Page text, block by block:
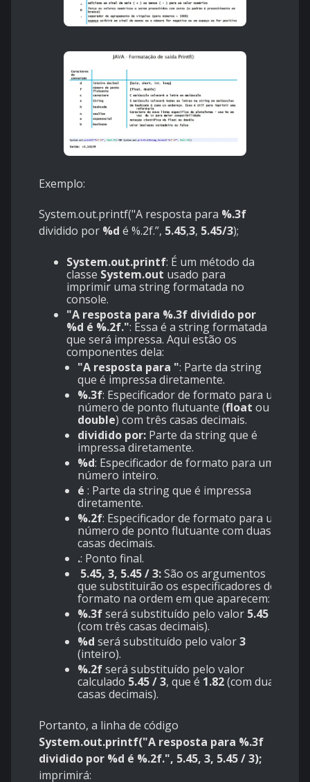
Exemplo:
System.out.printf("A resposta para %.3f
dividido por %d é %.2f.”, 5.45,3, 5.45/3);
System.out.printf: É um método da
classe System.out usado para
imprimir uma string formatada no
console.
"A resposta para %.3f dividido por
%d é %.2f.": Essa é a string formatada
que será impressa. Aqui estão os
componentes dela:
"A resposta para ": Parte da string
que é impressa diretamente.
%.3f: Especificador de formato para um
número de ponto flutuante (float ou
double) com três casas decimais.
dividido por: Parte da string que é
impressa diretamente.
%d: Especificador de formato para um
número inteiro.
é : Parte da string que é impressa
diretamente.
%.2f: Especificador de formato para um
número de ponto flutuante com duas
casas decimais.
.: Ponto final.
5.45, 3, 5.45 / 3:São os argumentos
que substituirão os especificadores de
formato na ordem em que aparecem:
%.3fserá substituído pelo valor 5.45
(com três casas decimais).
%d será substituído pelo valor3
(inteiro).
%.2fserá substituído pelo valor
calculado 5.45 / 3, que é 1.82(com duas
casas decimais).
Portanto, a linha de código
System.out.printf("A resposta para %.3f
dividido por %d é %.2f.", 5.45, 3, 5.45 / 3);
imprimirá: